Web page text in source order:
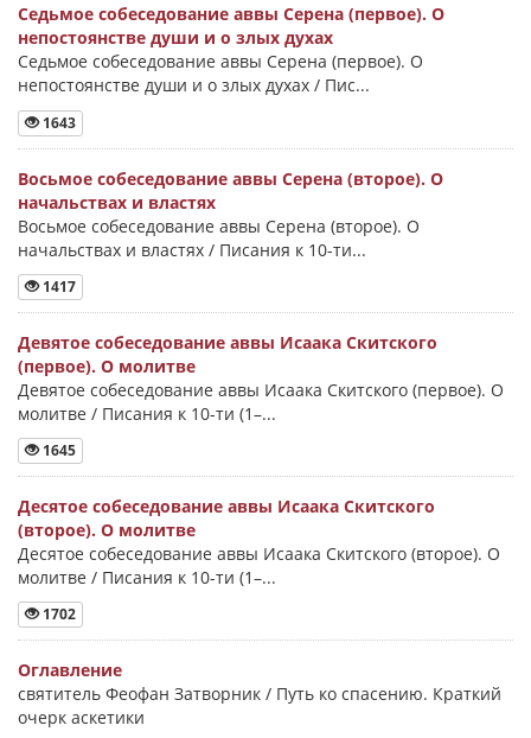
Седьмое собеседование аввы Серена (первое). О
непостоянстве души и о злых духах
Седьмое собеседование аввы Серена (первое). О
непостоянстве души и о злых духах / Пис...
1643
Восьмое собеседование аввы Серена (второе). О
начальствах и властях
Восьмое собеседование аввы Серена (второе). О
начальствах и властях / Писания к 10-ти...
1417
Девятое собеседование аввы Исаака Скитского
(первое). О молитве
Девятое собеседование аввы Исаака Скитского (первое). О
молитве / Писания к 10-ти (1–...
1645
Десятое собеседование аввы Исаака Скитского
(второе). О молитве
Десятое собеседование аввы Исаака Скитского (второе). О
молитве / Писания к 10-ти (1–...
1702
Оглавление
святитель Феофан Затворник / Путь ко спасению. Краткий
очерк аскетики